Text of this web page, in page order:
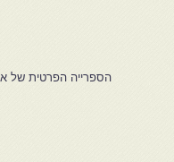
הספרייה הפרטית של